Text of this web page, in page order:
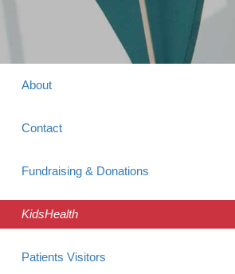
About
Contact
Fundraising & Donations
KidsHealth
Patients Visitors